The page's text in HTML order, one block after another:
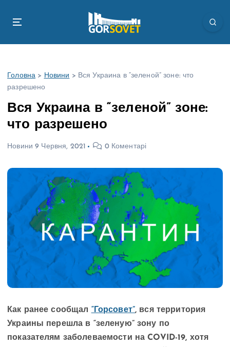
Головна > Новини > Вся Украина в “зеленой” зоне: что
разрешено
Вся Украина в “зеленой” зоне:
что разрешено
Новини 9 Червня, 2021 0 Коментарі
Как ранее сообщал “Горсовет”, вся территория
Украины перешла в “зеленую” зону по
показателям заболеваемости на COVID-19, хотя